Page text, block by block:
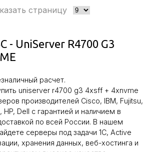
страницу
- UniServer R4700 G3
расчет.
uniserver r4700 g3 4xsff + 4xnvme
производителей Cisco, IBM, Fujitsu,
Dell с гарантией и наличием в
по всей России. В нашем
серверы под задачи 1C, Active
хранения данных, веб-хостинга и